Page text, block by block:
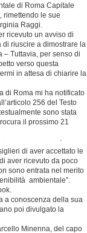
di Roma Capitale
rimettendo le sue
Raggi.
ricevuto un avviso di
di riuscire a dimostrare la
– Tuttavia, per senso di
verso questa
in attesa di chiarire la
di Roma mi ha notificato
256 del Testo
sono stata
il prossimo 21
di aver accettato le
aver ricevuto da poco
sono entrata nel merito
ambientale”.
a conoscenza della sua
poi divulgato la
Minenna, del capo